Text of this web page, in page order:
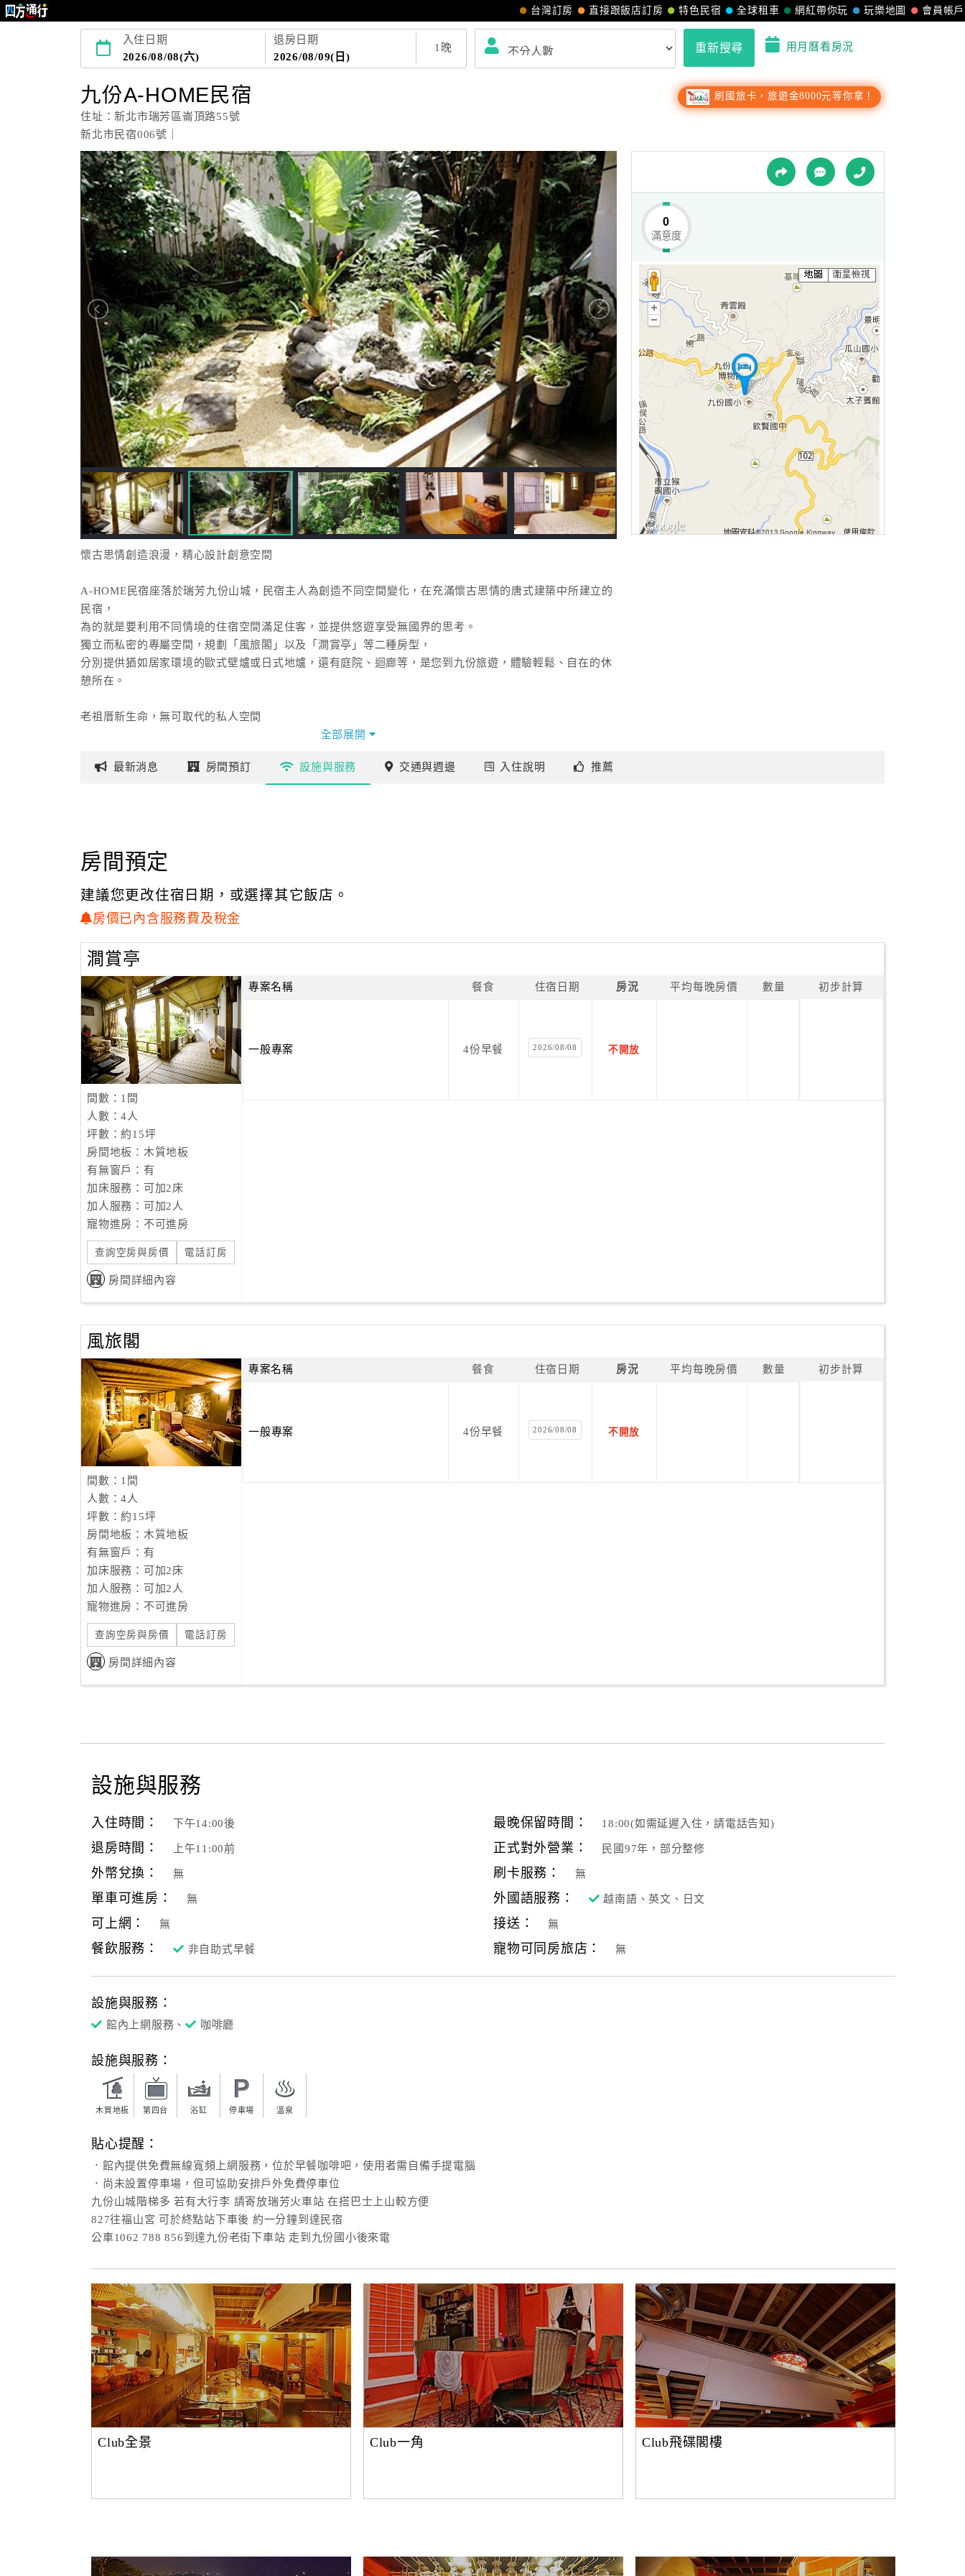
會員帳戶
玩樂地圖
網紅帶你玩
全球租車
特色民宿
直接跟飯店訂房
台灣訂房
入住日期
2026/08/08(六)
退房日期
2026/08/09(日)
1 晚 重新搜尋 用月曆看房況
九份A-HOME民宿
住址：新北市瑞芳區崙頂路55號
新北市民宿006號｜
刷國旅卡，旅遊金8000元等你拿！
懷古思情創造浪漫，精心設計創意空間
A-HOME民宿座落於瑞芳九份山城，民宿主人為創造不同空間變化，在充滿懷古思情的唐式建築中所建立的
民宿，
為的就是要利用不同情境的住宿空間滿足住客，並提供悠遊享受無國界的思考。
獨立而私密的專屬空間，規劃「風旅閣」以及「澗賞亭」等二種房型，
分別提供猶如居家環境的歐式壁爐或日式地爐，還有庭院、迴廊等，是您到九份旅遊，體驗輕鬆、自在的休
憩所在。
老祖厝新生命，無可取代的私人空間
男主人「勇哥」負責民宿的建材收集、規劃、監造、施工和傳遞城鄉文化，
而女主人「梅姊」則將妝點藝術運用在A-HOME室內、外，並親手準備精緻的法式早餐。
位於台北縣瑞芳山區的九份山城，為昔日台灣地區的採金礦中心，隨著金礦的採收產業的沒落，九份的輝煌
讓曾經風光一時的九份山城轉為平靜的山中小鎮，隨著電影「悲情城市」的帶動，
讓九份的觀光產業就此興起，也使得國內外旅客造訪這裡的次數日益增加，
過去到九份旅遊或許您只是走馬看花，亦或者只是匆匆一天來回，
但若您出遊所追求的是一份寧靜與人文藝術撞擊所產生的火花，
下次來到九份，不妨留宿一晚，入住A-HOME，A-HOME將帶給您不同層次的九份深度旅遊。
全部展開
0
滿意度
最新消息 房間預訂 設施與服務 交通與週邊 入住說明 推薦
房間預定
建議您更改住宿日期，或選擇其它飯店。
房價已內含服務費及稅金
澗賞亭
間數：1間
人數：4人
坪數：約15坪
房間地板：木質地板
有無窗戶：有
加床服務：可加2床
加人服務：可加2人
寵物進房：不可進房
查詢空房與房價 電話訂房
房間詳細內容
專案名稱 餐食 住宿日期 房況 平均每晚房價 數量 初步計算
一般專案 4份早餐 2026/08/08 不開放
風旅閣
間數：1間
人數：4人
坪數：約15坪
房間地板：木質地板
有無窗戶：有
加床服務：可加2床
加人服務：可加2人
寵物進房：不可進房
查詢空房與房價 電話訂房
房間詳細內容
專案名稱 餐食 住宿日期 房況 平均每晚房價 數量 初步計算
一般專案 4份早餐 2026/08/08 不開放
設施與服務
入住時間： 下午14:00後 最晚保留時間： 18:00(如需延遲入住，請電話告知)
退房時間： 上午11:00前 正式對外營業： 民國97年，部分整修
外幣兌換： 無 刷卡服務： 無
單車可進房： 無 外國語服務： 越南語、英文、日文
可上網： 無 接送： 無
餐飲服務： 非自助式早餐 寵物可同房旅店： 無
設施與服務：
館內上網服務、 咖啡廳
設施與服務：
木質地板 第四台 浴缸 停車場 溫泉
貼心提醒：
．館內提供免費無線寬頻上網服務，位於早餐咖啡吧，使用者需自備手提電腦
．尚未設置停車場，但可協助安排戶外免費停車位
九份山城階梯多 若有大行李 請寄放瑞芳火車站 在搭巴士上山較方便
827往福山宮 可於終點站下車後 約一分鐘到達民宿
公車1062 788 856到達九份老街下車站 走到九份國小後來電
Club全景 Club一角 Club飛碟閣樓